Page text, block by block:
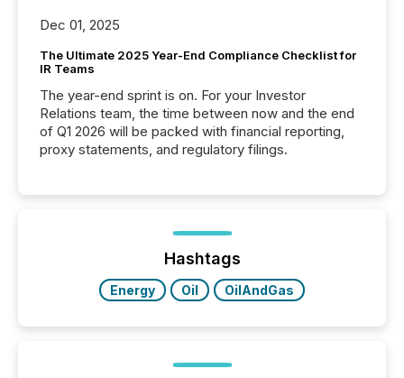
Dec 01, 2025
The Ultimate 2025 Year-End Compliance Checklist for
IR Teams
The year-end sprint is on. For your Investor
Relations team, the time between now and the end
of Q1 2026 will be packed with financial reporting,
proxy statements, and regulatory filings.
Hashtags
Energy Oil OilAndGas